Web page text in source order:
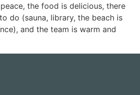
the food is delicious, there
do (sauna, library, the beach is
and the team is warm and